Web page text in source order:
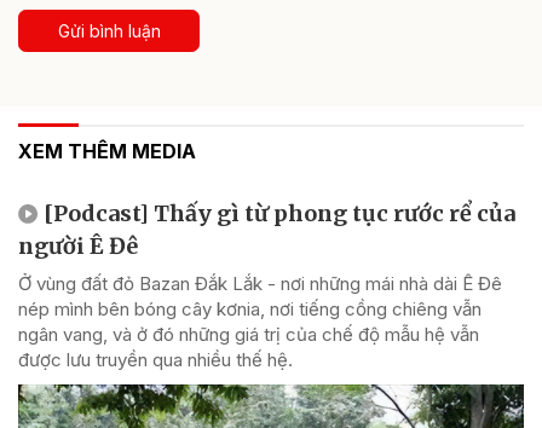
Gửi bình luận
XEM THÊM MEDIA
[Podcast] Thấy gì từ phong tục rước rể của
người Ê Đê
Ở vùng đất đỏ Bazan Đắk Lắk - nơi những mái nhà dài Ê Đê
nép mình bên bóng cây kơnia, nơi tiếng cồng chiêng vẫn
ngân vang, và ở đó những giá trị của chế độ mẫu hệ vẫn
được lưu truyền qua nhiều thế hệ.